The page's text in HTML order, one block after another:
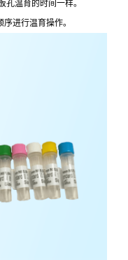
温育的时间一样。
进行温育操作。